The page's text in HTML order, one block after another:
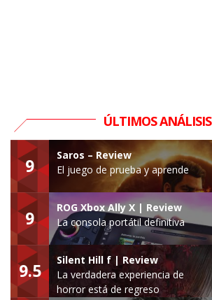
ÚLTIMOS ANÁLISIS
9
Saros – Review
El juego de prueba y aprende
9
ROG Xbox Ally X | Review
La consola portátil definitiva
9.5
Silent Hill f | Review
La verdadera experiencia de
horror está de regreso